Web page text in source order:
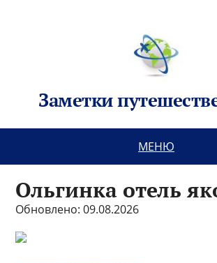
Заметки
МЕНЮ
Ольгинка отель
Обновлено: 09.08.2026